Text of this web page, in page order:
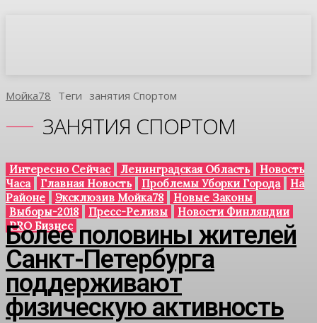
Мойка78 Теги Занятия Спортом
ЗАНЯТИЯ СПОРТОМ
Интересно Сейчас Ленинградская Область
Новость
Часа
Главная Новость Проблемы Уборки Города
На
Районе
Эксклюзив Мойка78
Новые Законы
Выборы-2018
Пресс-Релизы
Новости Финляндии
PRO Бизнес
Более половины жителей
Санкт-Петербурга
поддерживают
физическую активность